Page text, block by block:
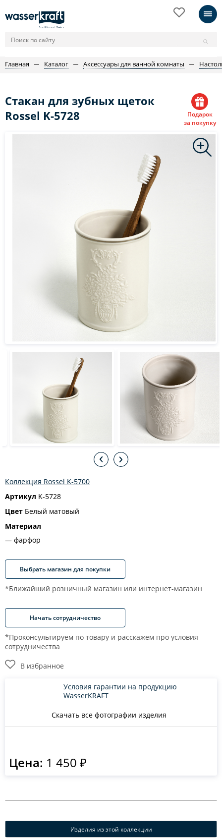
Главная Каталог Аксессуары для ванной комнаты
Стакан для зубных щеток
Rossel K-5728
Подарок
за покупку
Коллекция Rossel K-5700
Артикул K-5728
Цвет Белый матовый
Материал
фарфор
Выбрать магазин для покупки
*Ближайший розничный магазин или интернет-магазин
Начать сотрудничество
*Проконсультируем по товару и расскажем про условия
сотрудничества
В избранное
Скачать все фотографии изделия
Условия гарантии на продукцию
WasserKRAFT
Цена: 1 450 ₽
Изделия из этой коллекции